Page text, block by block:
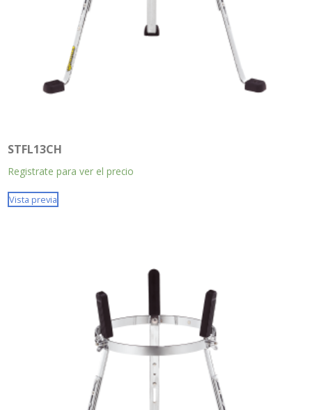
STFL13CH
Registrate para ver el precio
Vista previa